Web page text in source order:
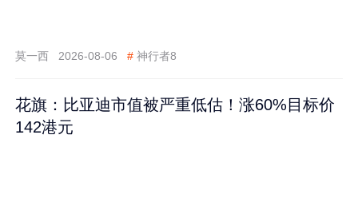
莫一西 2026-08-06 # 神行者8
花旗：比亚迪市值被严重低估！涨60%目标价
142港元